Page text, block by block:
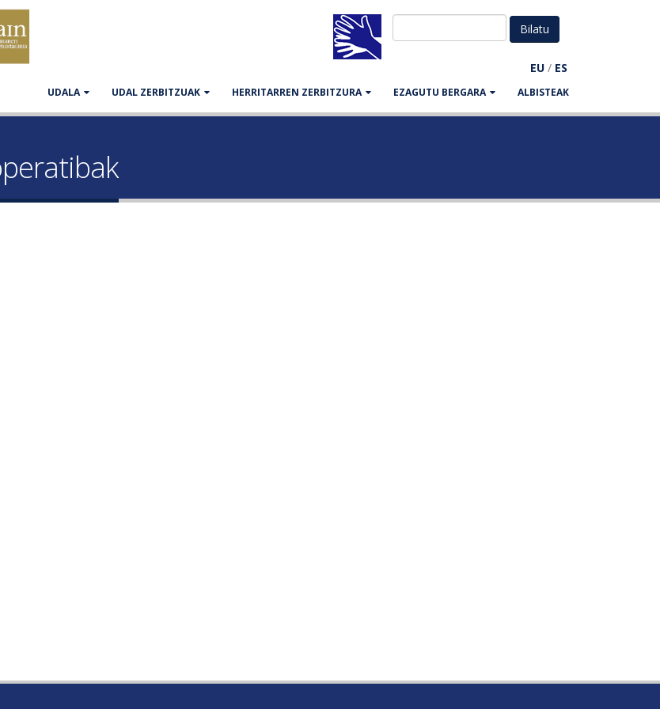
EU / ES
UDALA UDAL ZERBITZUAK HERRITARREN ZERBITZURA EZAGUTU BERGARA ALBISTEAK